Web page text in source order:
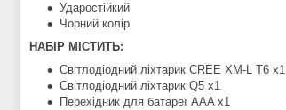
Ударостійкий
Чорний колір
НАБІР МІСТИТЬ:
Світлодіодний ліхтарик CREE XM-L T6 x1
Світлодіодний ліхтарик Q5 x1
Перехідник для батареї AAA x1